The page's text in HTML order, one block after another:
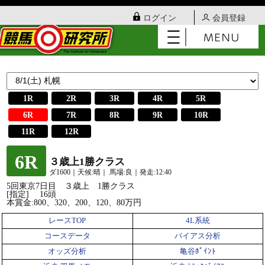
ログイン 会員登録
1R 2R 3R 4R
5R
6R
7R 8R 9R
10R
11R
12R
6R ３歳上1勝クラス
ダ1600｜天候:晴｜ 馬場:良｜発走:12:40
5回東京7日目 ３歳上 1勝クラス
[指定] 16頭
本賞金:800、320、200、120、80万円
レースTOP
4L系統
コースデータ
バイアス分析
オッズ分析
亀谷ﾎﾟｲﾝﾄ